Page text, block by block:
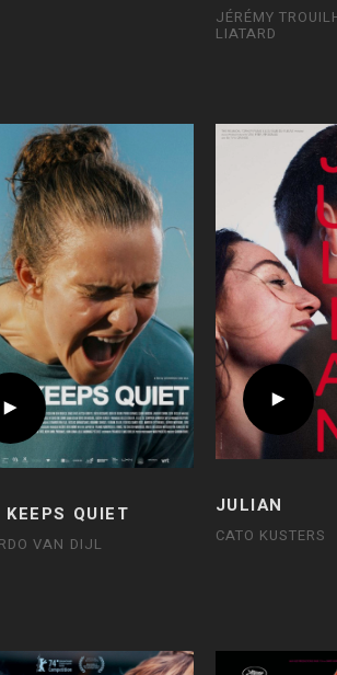
JÉRÉMY
LIATARD
QUIET
VAN DIJL
JULIAN
CATO KUSTERS